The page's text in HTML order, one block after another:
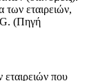
των εταιρειών,
(Πηγή
που